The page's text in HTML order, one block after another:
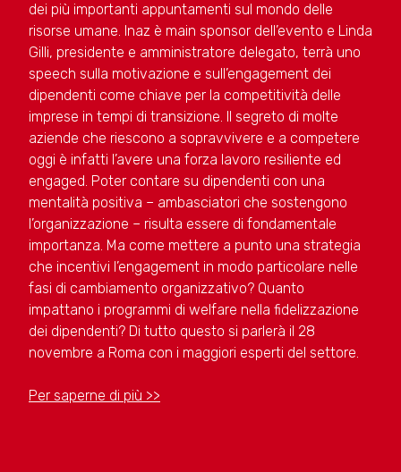
dei più importanti appuntamenti sul mondo delle
risorse umane. Inaz è main sponsor dell’evento e Linda
Gilli, presidente e amministratore delegato, terrà uno
speech sulla motivazione e sull’engagement dei
dipendenti come chiave per la competitività delle
imprese in tempi di transizione. Il segreto di molte
aziende che riescono a sopravvivere e a competere
oggi è infatti l’avere una forza lavoro resiliente ed
engaged. Poter contare su dipendenti con una
mentalità positiva – ambasciatori che sostengono
l’organizzazione – risulta essere di fondamentale
importanza. Ma come mettere a punto una strategia
che incentivi l’engagement in modo particolare nelle
fasi di cambiamento organizzativo? Quanto
impattano i programmi di welfare nella fidelizzazione
dei dipendenti? Di tutto questo si parlerà il 28
novembre a Roma con i maggiori esperti del settore.
Per saperne di più >>